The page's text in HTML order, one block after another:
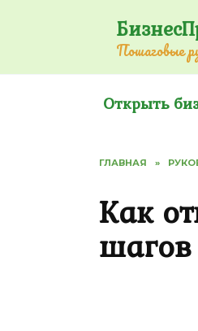
Пошаговые
Открыть
ГЛАВНАЯ »
Как
шагов